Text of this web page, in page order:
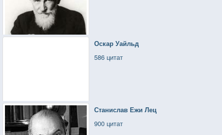
Оскар Уайльд
586 цитат
Станислав Ежи Лец
900 цитат